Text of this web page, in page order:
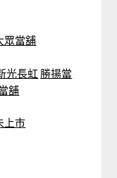
眾當舖
光長虹 勝揚當
舖
上市